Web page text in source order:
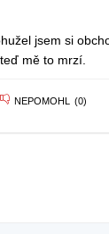
jsem si
mě to mrzí.
NEPOMOHL (0)